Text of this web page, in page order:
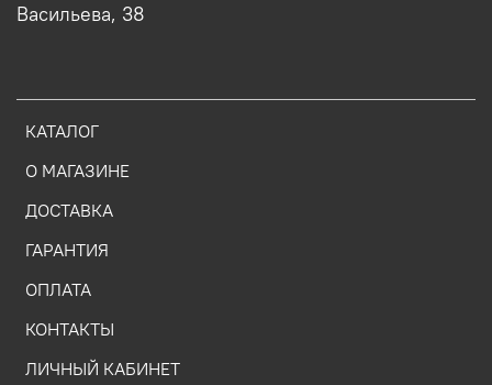
КАТАЛОГ
О МАГАЗИНЕ
ДОСТАВКА
ГАРАНТИЯ
ОПЛАТА
КОНТАКТЫ
ЛИЧНЫЙ КАБИНЕТ
Васильева, 38